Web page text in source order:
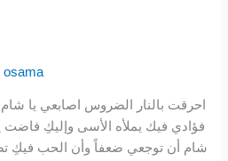
osama
احرقت بالنار الضروس اصابعي يا شام
فؤادي فيك يملأه الأسى وإليكِ فاضت
شام أن توجعي ضعفاً وأن الحب فيكِ